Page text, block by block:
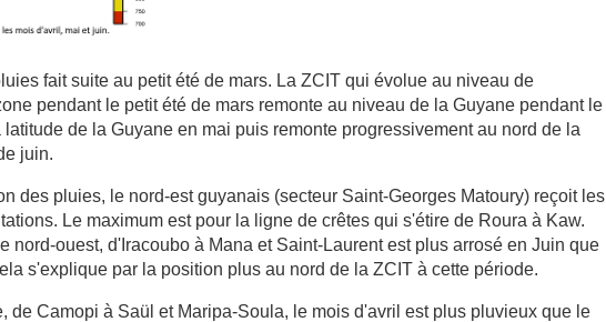
fait suite au petit été de mars. La ZCIT qui évolue au niveau de
pendant le petit été de mars remonte au niveau de la Guyane pendant le
de la Guyane en mai puis remonte progressivement au nord de la
juin.
des pluies, le nord-est guyanais (secteur Saint-Georges Matoury) reçoit les
Le maximum est pour la ligne de crêtes qui s'étire de Roura à Kaw.
nord-ouest, d'Iracoubo à Mana et Saint-Laurent est plus arrosé en Juin que
s'explique par la position plus au nord de la ZCIT à cette période.
de Camopi à Saül et Maripa-Soula, le mois d'avril est plus pluvieux que le